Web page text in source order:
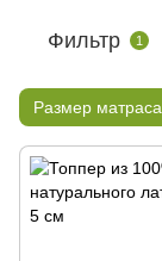
Фильтр 1
Размер матраса